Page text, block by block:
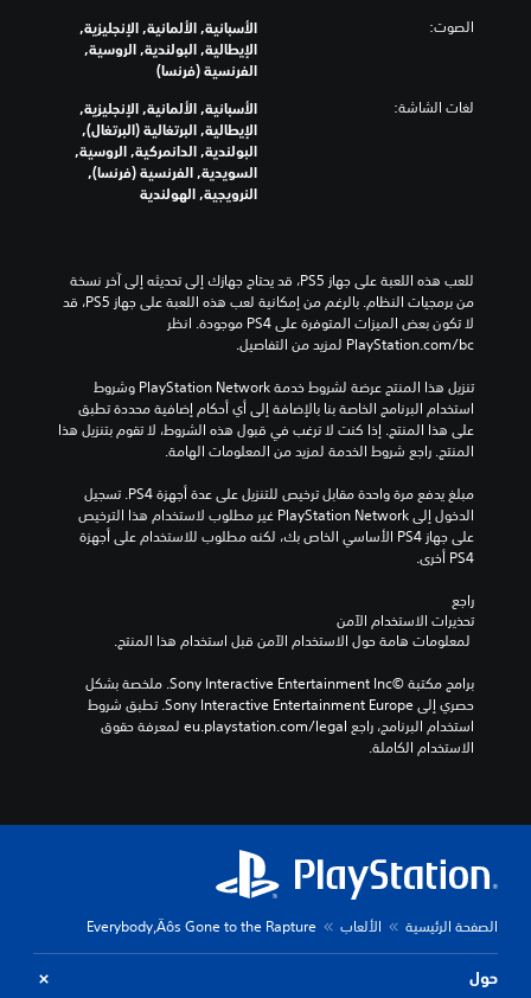
الصوت:
الأسبانية, الألمانية, الإنجليزية,
الإيطالية, البولندية, الروسية,
الفرنسية (فرنسا)
لغات الشاشة:
الأسبانية, الألمانية, الإنجليزية,
الإيطالية, البرتغالية (البرتغال),
البولندية, الدانمركية, الروسية,
السويدية, الفرنسية (فرنسا),
النرويجية, الهولندية
‎PlayStation.com/bc لمزيد من التفاصيل.
المنتج. راجع شروط الخدمة لمزيد من المعلومات الهامة.
PS4 أخرى.
راجع
تحذيرات الاستخدام الآمن
الاستخدام الكاملة.
الصفحة الرئيسية الألعاب Everybody‚Äôs Gone to the Rapture
حول